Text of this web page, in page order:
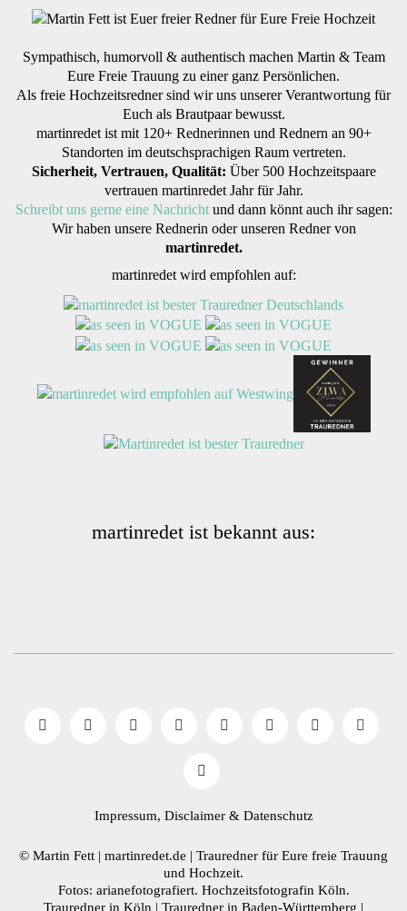
Sympathisch, humorvoll & authentisch machen Martin & Team
Eure Freie Trauung zu einer ganz Persönlichen.
Als freie Hochzeitsredner sind wir uns unserer Verantwortung für
Euch als Brautpaar bewusst.
martinredet ist mit 120+ Rednerinnen und Rednern an 90+
Standorten im deutschsprachigen Raum vertreten.
Sicherheit, Vertrauen, Qualität: Über 500 Hochzeitspaare
vertrauen martinredet Jahr für Jahr.
Schreibt uns gerne eine Nachrichtund dann könnt auch ihr sagen:
Wir haben unsere Rednerin oder unseren Redner von
martinredet.
martinredet wird empfohlen auf:
martinredet ist bekannt aus:
Impressum, Disclaimer & Datenschutz
© Martin Fett | martinredet.de | Trauredner für Eure freie Trauung
und Hochzeit.
Fotos: arianefotografiert. Hochzeitsfotografin Köln.
Trauredner in Köln | Trauredner in Baden-Württemberg |